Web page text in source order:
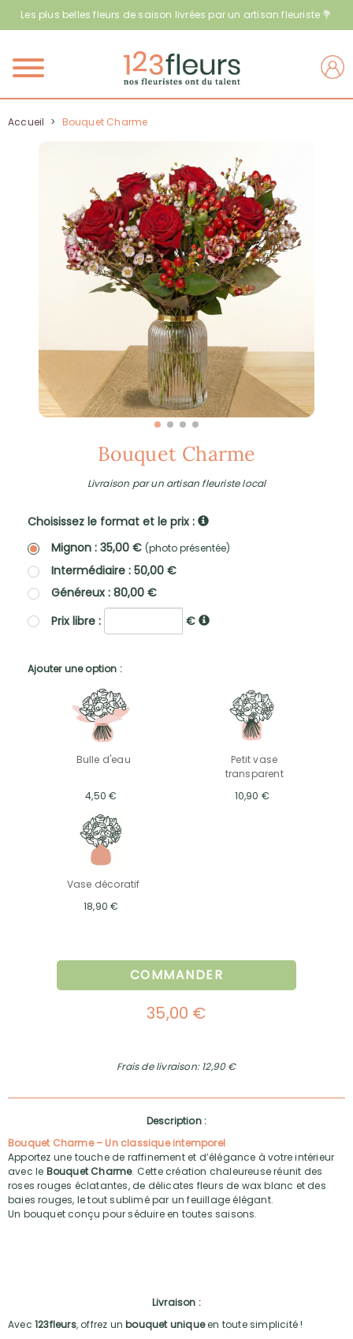
Les plus belles fleurs de saison livrées par un artisan fleuriste 💐
Menu
Accueil > Bouquet Charme
Bouquet Charme
Livraison par un artisan fleuriste local
Choisissez le format et le prix :
Mignon : 35,00 € (photo présentée)
Intermédiaire : 50,00 €
Généreux : 80,00 €
Prix libre :
€
Ajouter une option :
Bulle d'eau
4,50 €
Petit vase
transparent
10,90 €
Vase décoratif
18,90 €
COMMANDER
35,00 €
Frais de livraison: 12,90 €
Description :
Bouquet Charme – Un classique intemporel
Apportez une touche de raffinement et d’élégance à votre intérieur
avec le Bouquet Charme. Cette création chaleureuse réunit des
roses rouges éclatantes, de délicates fleurs de wax blanc et des
baies rouges, le tout sublimé par un feuillage élégant.
Un bouquet conçu pour séduire en toutes saisons.
Livraison :
Avec 123fleurs, offrez unbouquet uniqueen toute simplicité !